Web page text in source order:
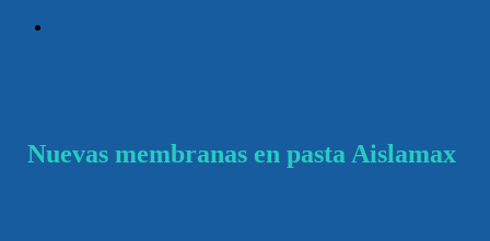
Nuevas membranas en pasta Aislamax